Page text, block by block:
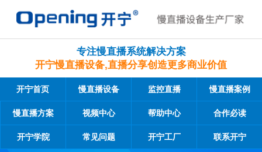
专注慢直播系统解决方案
开宁慢直播设备,直播分享创造更多商业价值
开宁首页 慢直播设备 监控直播 慢直播案例
慢直播方案 视频中心 帮助中心 合作必读
开宁学院 常见问题 开宁工厂 联系开宁